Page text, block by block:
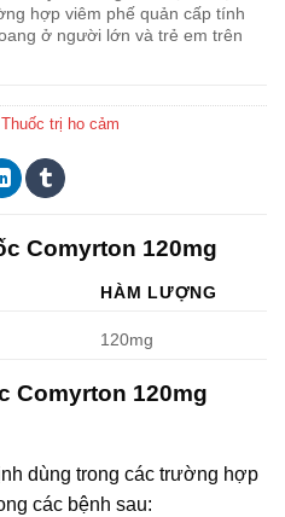
hợp viêm phế quản cấp tính
ở người lớn và trẻ em trên
Thuốc trị ho cảm
Comyrton 120mg
HÀM LƯỢNG
120mg
Comyrton 120mg
dùng trong các trường hợp
các bệnh sau: